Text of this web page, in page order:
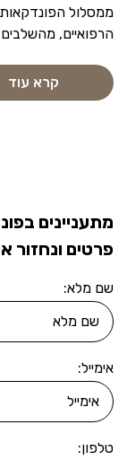
ממסלול
הרפואיים,
קרא עוד
מתעניינים
פרטים ונחזור
שם מלא:
אימייל:
טלפון: